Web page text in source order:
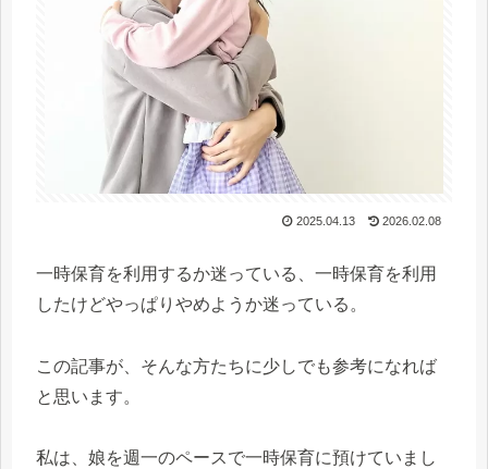
2025.04.13 2026.02.08
一時保育を利用するか迷っている、一時保育を利用
したけどやっぱりやめようか迷っている。
この記事が、そんな方たちに少しでも参考になれば
と思います。
私は、娘を週一のペースで一時保育に預けていまし